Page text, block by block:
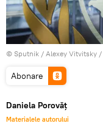
© Sputnik / Alexey Vitvitsky /
Abonare
Daniela Porovăț
Materialele autorului